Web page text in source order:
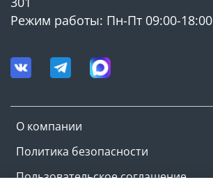
О компании
Политика безопасности
Пользовательское соглашение
Режим работы: Пн-Пт 09:00-18:00